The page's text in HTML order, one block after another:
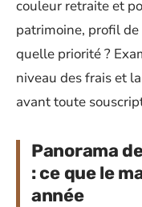
couleur retraite et
patrimoine, profil
quelle priorité ?
niveau des frais et
avant toute
Panorama
: ce que le
année